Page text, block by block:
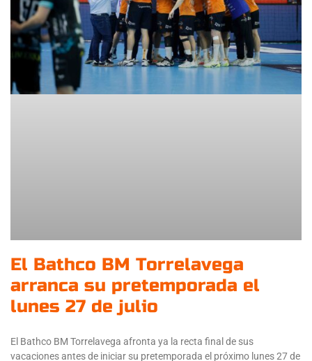
El Bathco BM Torrelavega
arranca su pretemporada el
lunes 27 de julio
El Bathco BM Torrelavega afronta ya la recta final de sus
vacaciones antes de iniciar su pretemporada el próximo lunes 27 de